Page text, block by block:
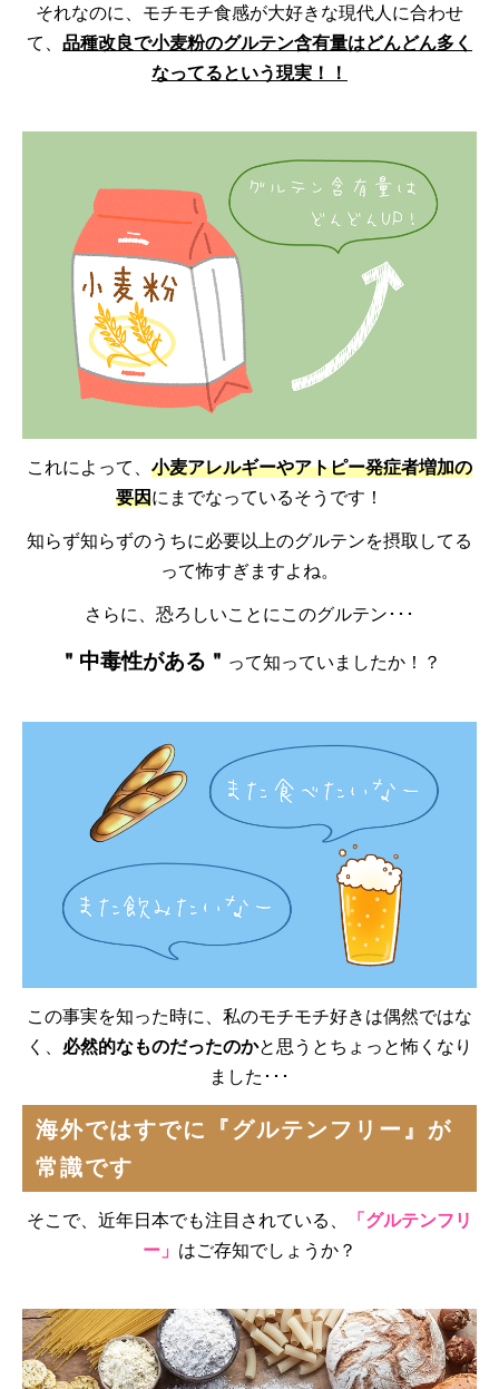
それなのに、モチモチ食感が大好きな現代人に合わせ
て、 品種改良で小麦粉のグルテン含有量はどんどん多く
なってるという現実！！
これによって、 小麦アレルギーやアトピー発症者増加の
要因にまでなっているそうです！
知らず知らずのうちに必要以上のグルテンを摂取してる
って怖すぎますよね。
さらに、恐ろしいことにこのグルテン･･･
＂中毒性がある＂ って知っていましたか！？
この事実を知った時に、私のモチモチ好きは偶然ではな
く、 必然的なものだったのかと思うとちょっと怖くなり
ました･･･
海外ではすでに『グルテンフリー』が
常識です
そこで、近年日本でも注目されている、
「グルテンフリ
ー」 はご存知でしょうか？